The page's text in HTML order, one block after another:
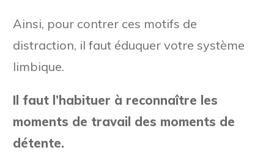
Ainsi, pour contrer ces motifs de
distraction, il faut éduquer votre système
limbique.
Il faut l’habituer à reconnaître les
moments de travail des moments de
détente.